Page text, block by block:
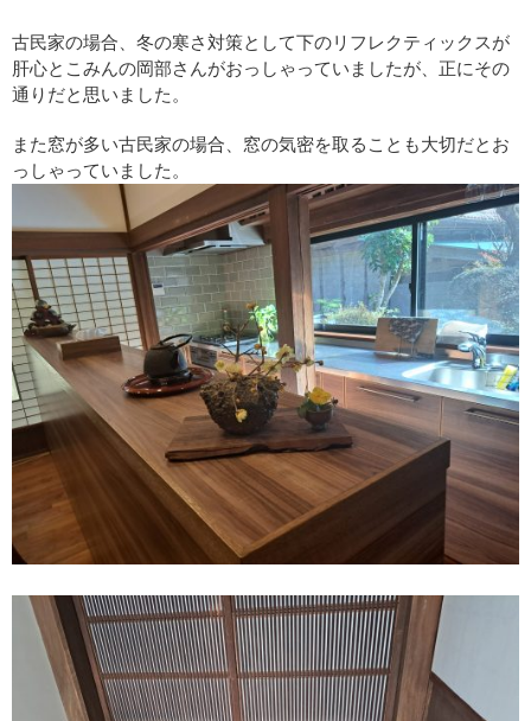
古民家の場合、冬の寒さ対策として下のリフレクティックスが
肝心とこみんの岡部さんがおっしゃっていましたが、正にその
通りだと思いました。
また窓が多い古民家の場合、窓の気密を取ることも大切だとお
っしゃっていました。